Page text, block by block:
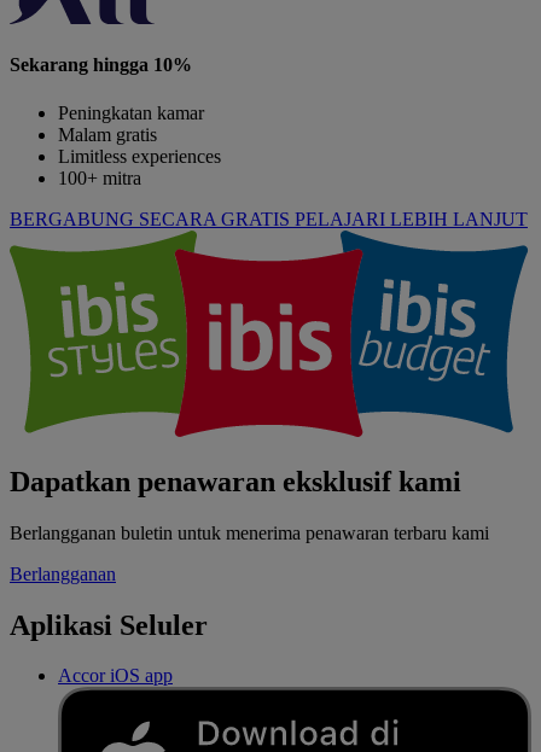
Sekarang hingga 10%
Peningkatan kamar
Malam gratis
Limitless experiences
100+ mitra
BERGABUNG SECARA GRATIS PELAJARI LEBIH LANJUT
Dapatkan penawaran eksklusif kami
Berlangganan buletin untuk menerima penawaran terbaru kami
Berlangganan
Aplikasi Seluler
Accor iOS app